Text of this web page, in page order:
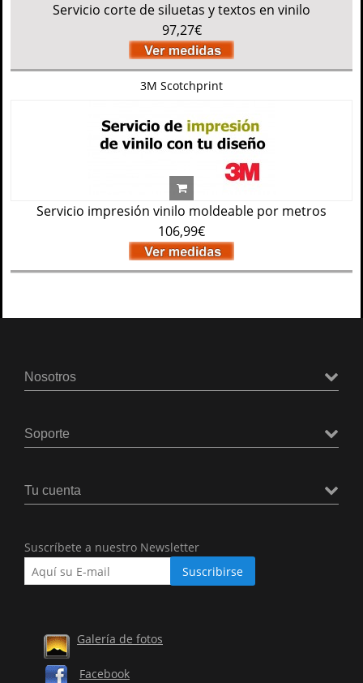
Servicio corte de siluetas y textos en vinilo
97,27€
3M Scotchprint
Servicio impresión vinilo moldeable por metros
106,99€
Nosotros
Soporte
Tu cuenta
Suscríbete a nuestro Newsletter
Galería de fotos
Facebook